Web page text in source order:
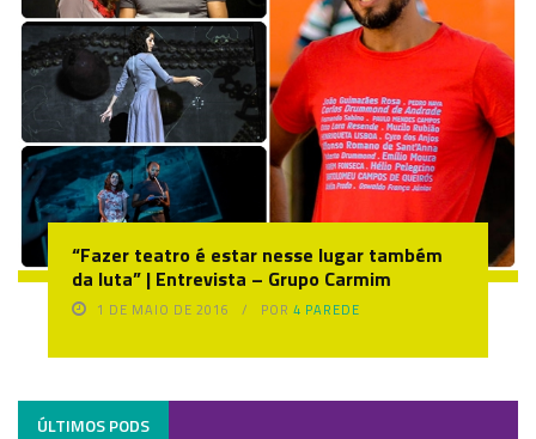
“Fazer teatro é estar nesse lugar também
da luta” | Entrevista – Grupo Carmim
1 DE MAIO DE 2016 POR4 PAREDE
ÚLTIMOS PODS